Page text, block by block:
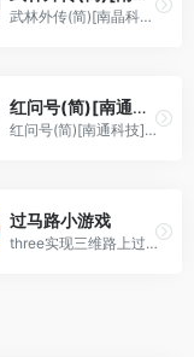
武林外传(简)[南晶科技](CN)[RPG](4Mb)
红问号(简)[南通科技](JP)[RPG](4Mb)
红问号(简)[南通科技](JP)[RPG](4Mb)
过马路小游戏
three实现三维路上过马路避让...